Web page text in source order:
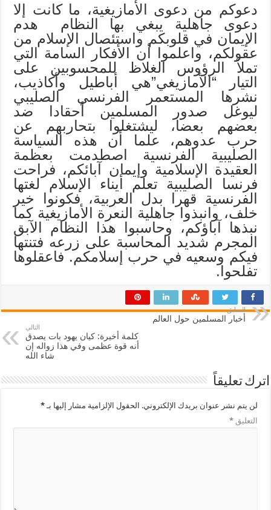
دعوكم من دعوى الأمازيغية، ما كانت إلا
دعوى جاهلية يبغي بها النظام هدم
الإيمان في قلوبكم واستئصال الإسلام من
عقولكم، واعلموا أن الأفكار السامة التي
تملأ الرؤوس الغلاظ للمحسوبين على
التيار “الأمازيغي”هي أباطيل وأكاذيب،
نشرها المستعمر الفرنسي الصليبي
ليوغل صدور المسلمين أحقادا ضد
بعضهم بعضا، ليشتغلوا بتحاربهم عن
حرب عدوهم، علما أن هذه السياسة
الصليبية الفرنسية اصطدمت بعظمة
العقيدة الإسلامية وإيمان آبائكم، فراحت
فرنسا الصليبية تعلم أيناء الإسلام لغتها
الفرنسية قهرا بدل العربية، فكونوا خير
خلف، وانبذوا جاهلية النعرة الأمازيغية كما
نبذها آباؤكم، وحاسبوا هذا النظام الآبق
المجرم شديد المحاسبة على زرعه فتنتها
فيكم وسعيه في حرب إسلامكم. فاعقلوها
تفلحوا.
السابق
أخبار المسلمين حول العالم
التالي
كلمة أخيرة: كيان يهود بات يصدق
أنه قوة عظمى وفي هذا زواله إن
شاء الله
اترك تعليقاً
لن يتم نشر عنوان بريدك الإلكتروني. الحقول الإلزامية مشار إليها بـ*
التعليق*